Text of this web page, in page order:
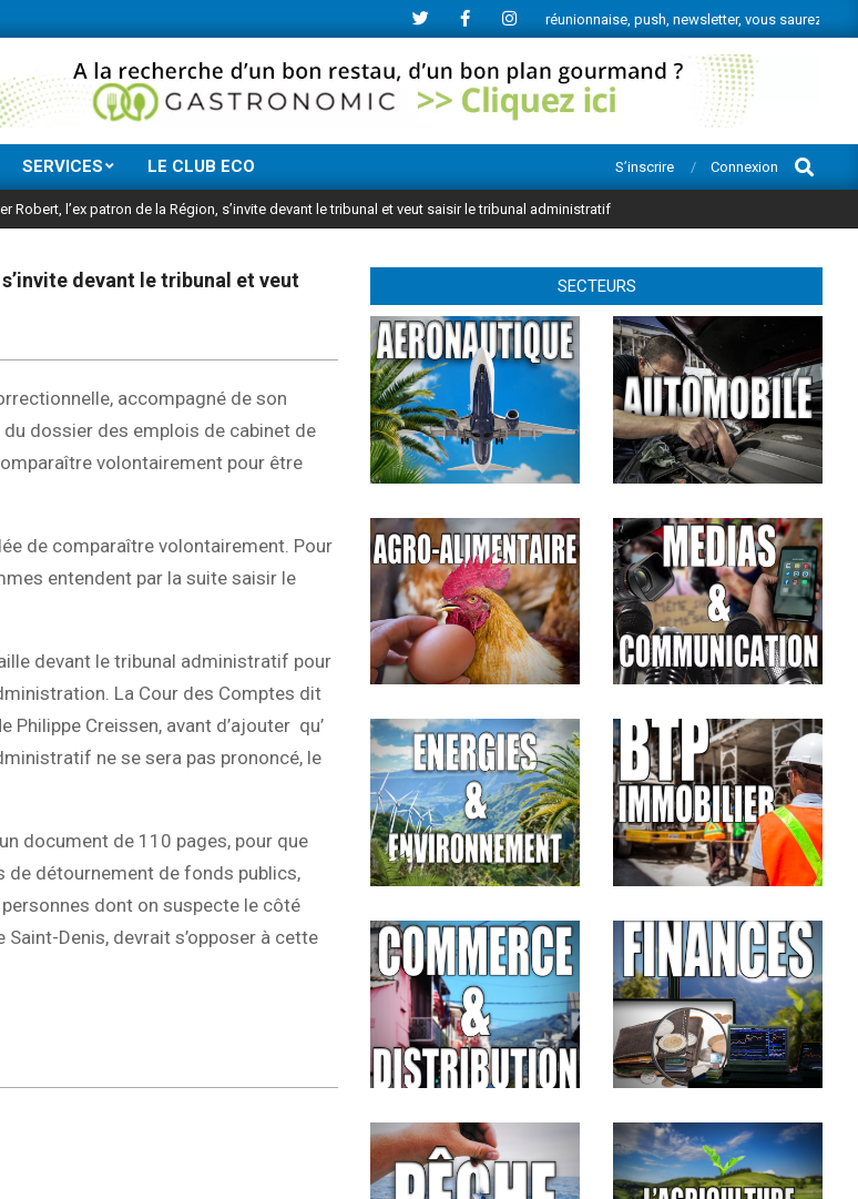
Ne manquez rien de l’actu économique réunionnaise, push, newsletter, vous saurez tout.
SERVICES LE CLUB ECO S’inscrire Connexion
Search
Robert, l’ex patron de la Région, s’invite devant le tribunal et veut saisir le tribunal administratif
devant le tribunal et veut
accompagné de son
du dossier des emplois de cabinet de
volontairement pour être
de comparaître volontairement. Pour
entendent par la suite saisir le
devant le tribunal administratif pour
La Cour des Comptes dit
Philippe Creissen, avant d’ajouter qu’
ne se sera pas prononcé, le
document de 110 pages, pour que
de détournement de fonds publics,
dont on suspecte le côté
Denis, devrait s’opposer à cette
SECTEURS